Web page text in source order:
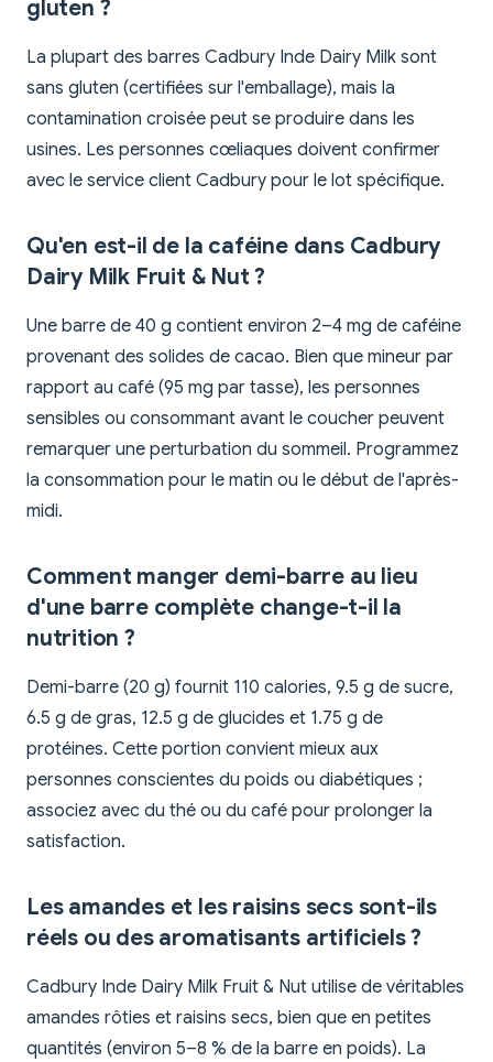
gluten ?
La plupart des barres Cadbury Inde Dairy Milk sont
sans gluten (certifiées sur l'emballage), mais la
contamination croisée peut se produire dans les
usines. Les personnes cœliaques doivent confirmer
avec le service client Cadbury pour le lot spécifique.
Qu'en est-il de la caféine dans Cadbury
Dairy Milk Fruit & Nut ?
Une barre de 40 g contient environ 2–4 mg de caféine
provenant des solides de cacao. Bien que mineur par
rapport au café (95 mg par tasse), les personnes
sensibles ou consommant avant le coucher peuvent
remarquer une perturbation du sommeil. Programmez
la consommation pour le matin ou le début de l'après-
midi.
Comment manger demi-barre au lieu
d'une barre complète change-t-il la
nutrition ?
Demi-barre (20 g) fournit 110 calories, 9.5 g de sucre,
6.5 g de gras, 12.5 g de glucides et 1.75 g de
protéines. Cette portion convient mieux aux
personnes conscientes du poids ou diabétiques ;
associez avec du thé ou du café pour prolonger la
satisfaction.
Les amandes et les raisins secs sont-ils
réels ou des aromatisants artificiels ?
Cadbury Inde Dairy Milk Fruit & Nut utilise de véritables
amandes rôties et raisins secs, bien que en petites
quantités (environ 5–8 % de la barre en poids). La